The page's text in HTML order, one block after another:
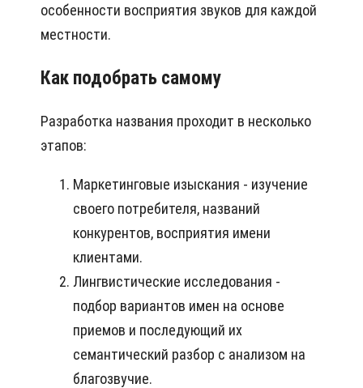
особенности восприятия звуков для каждой
местности.
Как подобрать самому
Разработка названия проходит в несколько
этапов:
Маркетинговые изыскания - изучение
своего потребителя, названий
конкурентов, восприятия имени
клиентами.
Лингвистические исследования -
подбор вариантов имен на основе
приемов и последующий их
семантический разбор с анализом на
благозвучие.